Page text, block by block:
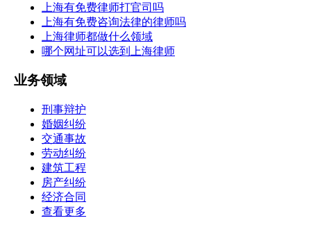
上海有免费律师打官司吗
上海有免费咨询法律的律师吗
上海律师都做什么领域
哪个网址可以选到上海律师
业务领域
刑事辩护
婚姻纠纷
交通事故
劳动纠纷
建筑工程
房产纠纷
经济合同
查看更多